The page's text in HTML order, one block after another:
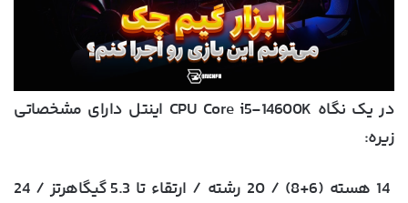
در یک نگاه CPU Core i5-14600K اینتل دارای مشخصاتی
زیره:
14 هسته (6+8) / 20 رشته / ارتقاء تا 5.3 گیگاهرتز / 24